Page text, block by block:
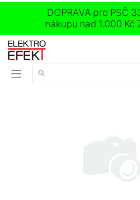
DOPRAVA pro PSČ
nákupu nad 1.000 Kč
Vyhledávání: